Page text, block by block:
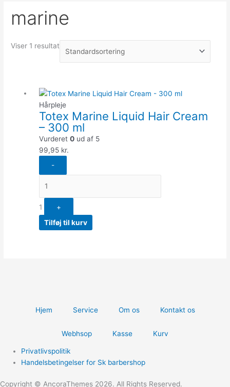
marine
Viser 1 resultat
Hårpleje
Totex Marine Liquid Hair Cream
– 300 ml
Vurderet 0ud af 5
99,95 kr.
-
1
+
Tilføj til kurv
Hjem Service Om os Kontakt os
Webhsop Kasse Kurv
Privatlivspolitik
Handelsbetingelser for Sk barbershop
Copyright © AncoraThemes 2026. All Rights Reserved.